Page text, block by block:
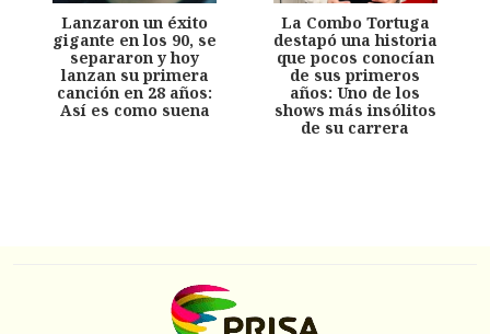
Lanzaron un éxito
gigante en los 90, se
separaron y hoy
lanzan su primera
canción en 28 años:
Así es como suena
La Combo Tortuga
destapó una historia
que pocos conocían
de sus primeros
años: Uno de los
shows más insólitos
de su carrera